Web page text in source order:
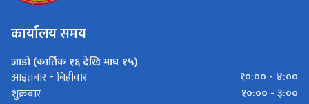
कार्यालय समय
जाडो (कार्तिक १६ देखि माघ १५)
आइतबार - बिहीवार
१०:०० - ४:००
शुक्रवार
१०:०० - ३:००